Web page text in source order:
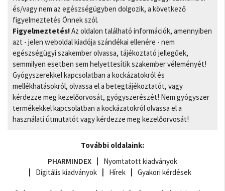
és/vagy nem az egészségügyben dolgozik, a következő
figyelmeztetés Önnek szól.
Figyelmeztetés!Az oldalon található információk, amennyiben
azt - jelen weboldal kiadója szándékai ellenére - nem
egészségügyi szakember olvassa, tájékoztató jellegűek,
semmilyen esetben sem helyettesítik szakember véleményét!
Gyógyszerekkel kapcsolatban a kockázatokról és
mellékhatásokról, olvassa el a betegtájékoztatót, vagy
kérdezze meg kezelőorvosát, gyógyszerészét! Nem gyógyszer
termékekkel kapcsolatban a kockázatokról olvassa el a
használati útmutatót vagy kérdezze meg kezelőorvosát!
További oldalaink:
PHARMINDEX
Nyomtatott kiadványok
Digitális kiadványok
Hírek Gyakori kérdések